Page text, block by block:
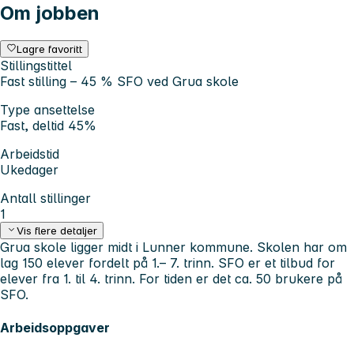
Om jobben
Lagre favoritt
Stillingstittel
Fast stilling – 45 % SFO ved Grua skole
Type ansettelse
Fast, deltid 45%
Arbeidstid
Ukedager
Antall stillinger
1
Vis flere detaljer
Grua skole ligger midt i Lunner kommune. Skolen har om
lag 150 elever fordelt på 1.– 7. trinn. SFO er et tilbud for
elever fra 1. til 4. trinn. For tiden er det ca. 50 brukere på
SFO.
Arbeidsoppgaver